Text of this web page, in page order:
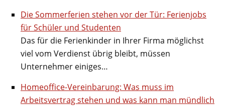
Die Sommerferien stehen vor der Tür: Ferienjobs
für Schüler und Studenten
Das für die Ferienkinder in Ihrer Firma möglichst
viel vom Verdienst übrig bleibt, müssen
Unternehmer einiges…
Homeoffice-Vereinbarung: Was muss im
Arbeitsvertrag stehen und was kann man mündlich